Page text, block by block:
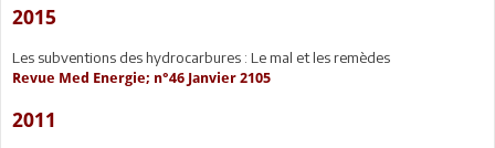
2015
Les subventions des hydrocarbures : Le mal et les remèdes
Revue Med Energie; n°46 Janvier 2105
2011